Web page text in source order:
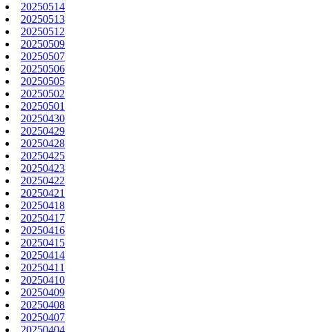
20250514
20250513
20250512
20250509
20250507
20250506
20250505
20250502
20250501
20250430
20250429
20250428
20250425
20250423
20250422
20250421
20250418
20250417
20250416
20250415
20250414
20250411
20250410
20250409
20250408
20250407
20250404